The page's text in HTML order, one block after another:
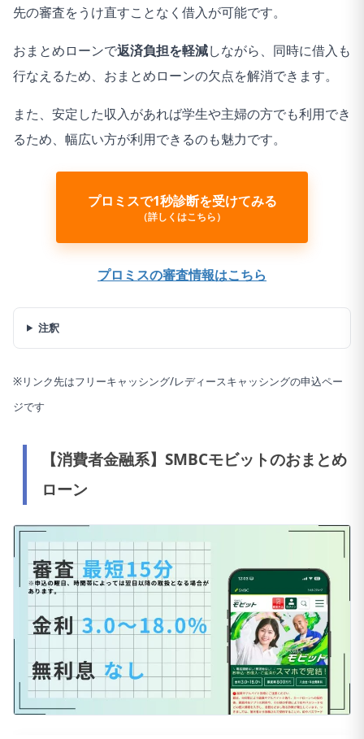
先の審査をうけ直すことなく借入が可能です。
おまとめローンで返済負担を軽減しながら、同時に借入も
行なえるため、おまとめローンの欠点を解消できます。
また、安定した収入があれば学生や主婦の方でも利用でき
るため、幅広い方が利用できるのも魅力です。
プロミスで1秒診断を受けてみる
（詳しくはこちら）
プロミスの審査情報はこちら
注釈
※リンク先はフリーキャッシング/レディースキャッシングの申込ペー
ジです
【消費者金融系】SMBCモビットのおまとめ
ローン